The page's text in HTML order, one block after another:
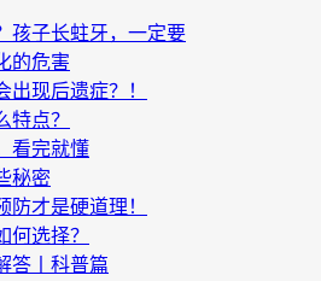
孩子长蛀牙，一定要
的危害
出现后遗症？！
特点？
看完就懂
秘密
防才是硬道理！
何选择？
答丨科普篇